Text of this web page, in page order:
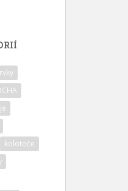
kolotoče